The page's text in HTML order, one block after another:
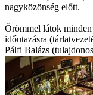
nagyközönség előtt.
Örömmel látok
időutazásra
Pálfi Balázs